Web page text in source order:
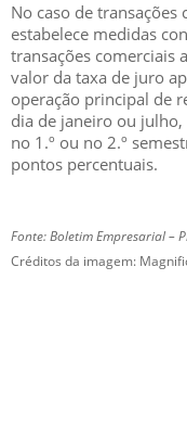
No caso de
estabelece medidas
transações comerciais
valor da taxa de juro
operação principal de
dia de janeiro ou julho,
no 1.º ou no 2.º
pontos percentuais.
Fonte: Boletim Empresarial –
Créditos da imagem: